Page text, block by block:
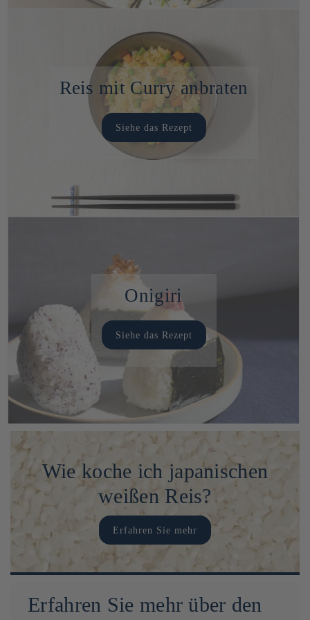
Reis mit Curry anbraten
Siehe das Rezept
Onigiri
Siehe das Rezept
Wie koche ich japanischen
weißen Reis?
Erfahren Sie mehr
Erfahren Sie mehr über den